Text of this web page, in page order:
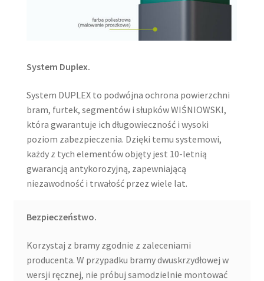
System Duplex.
System DUPLEX to podwójna ochrona powierzchni
bram, furtek, segmentów i słupków WIŚNIOWSKI,
która gwarantuje ich długowieczność i wysoki
poziom zabezpieczenia. Dzięki temu systemowi,
każdy z tych elementów objęty jest 10-letnią
gwarancją antykorozyjną, zapewniającą
niezawodność i trwałość przez wiele lat.
Bezpieczeństwo.
Korzystaj z bramy zgodnie z zaleceniami
producenta. W przypadku bramy dwuskrzydłowej w
wersji ręcznej, nie próbuj samodzielnie montować